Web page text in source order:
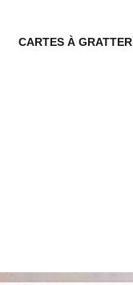
CARTES À GRATTER